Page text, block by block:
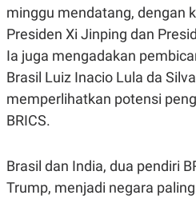
I
G
K
G
M
E
D
I
I
minggu mendatang, dengan
Presiden Xi Jinping dan
Ia juga mengadakan
Brasil Luiz Inacio Lula da
memperlihatkan potensi
BRICS.
Brasil dan India, dua pendiri
Trump, menjadi negara